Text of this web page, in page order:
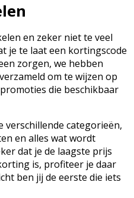
en zeker niet te veel
je te laat een kortingscode
zorgen, we hebben
om te wijzen op
die beschikbaar
verschillende categorieën,
en alles wat wordt
dat je de laagste prijs
is, profiteer je daar
ben jij de eerste die iets